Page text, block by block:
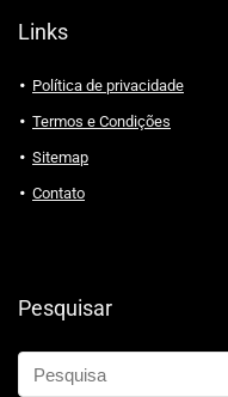
Links
Política de privacidade
Termos e Condições
Sitemap
Contato
Pesquisar